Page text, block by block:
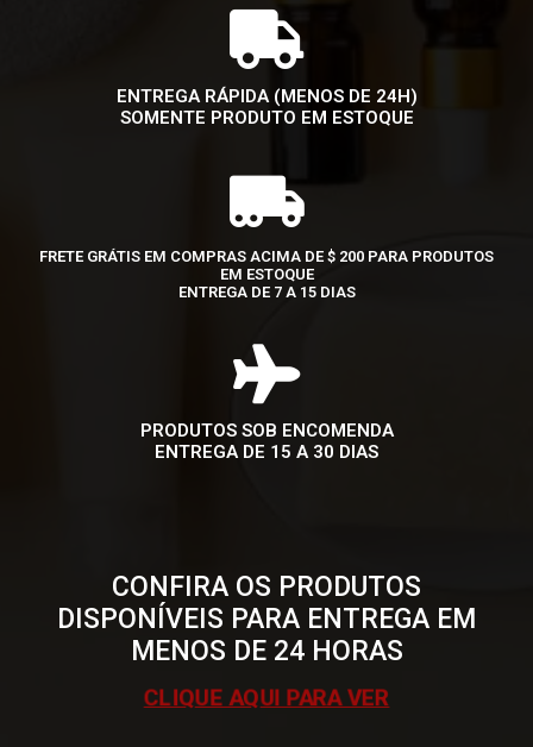
ENTREGA RÁPIDA (MENOS DE 24H)
SOMENTE PRODUTO EM ESTOQUE
FRETE GRÁTIS EM COMPRAS ACIMA DE $ 200 PARA PRODUTOS
EM ESTOQUE
ENTREGA DE 7 A 15 DIAS
PRODUTOS SOB ENCOMENDA
ENTREGA DE 15 A 30 DIAS
CONFIRA OS PRODUTOS
DISPONÍVEIS PARA ENTREGA EM
MENOS DE 24 HORAS
CLIQUE AQUI PARA VER